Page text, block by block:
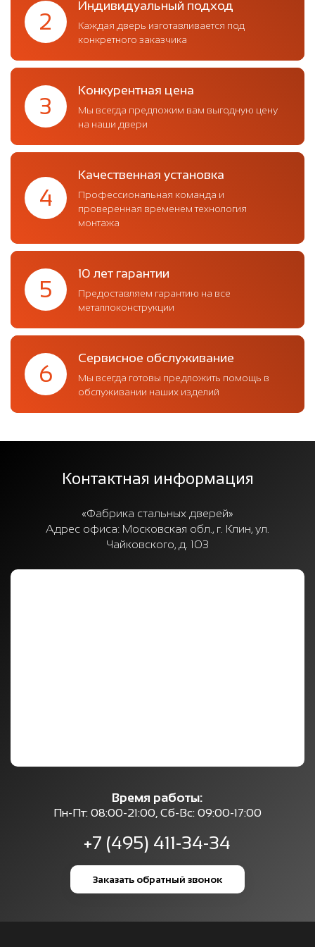
2
Индивидуальный подход
Каждая дверь изготавливается под
конкретного заказчика
3
Конкурентная цена
Мы всегда предложим вам выгодную цену
на наши двери
4
Качественная установка
Профессиональная команда и
проверенная временем технология
монтажа
5
10 лет гарантии
Предоставляем гарантию на все
металлоконструкции
6
Сервисное обслуживание
Мы всегда готовы предложить помощь в
обслуживании наших изделий
Контактная информация
«Фабрика стальных дверей»
Адрес офиса: Московская обл., г. Клин, ул.
Чайковского, д. 103
Время работы:
Пн-Пт: 08:00-21:00, Сб-Вс: 09:00-17:00
+7 (495) 411-34-34
Заказать обратный звонок